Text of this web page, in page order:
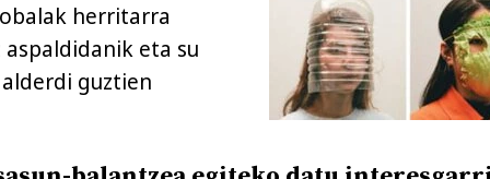
herritarra
eta su
guztien